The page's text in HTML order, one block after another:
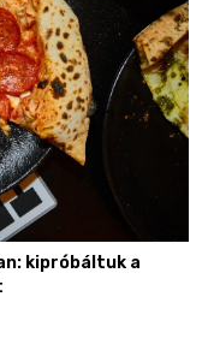
kipróbáltuk a